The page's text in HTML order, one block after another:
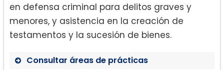
en defensa criminal para delitos graves y
menores, y asistencia en la creación de
testamentos y la sucesión de bienes.
Consultar áreas de prácticas